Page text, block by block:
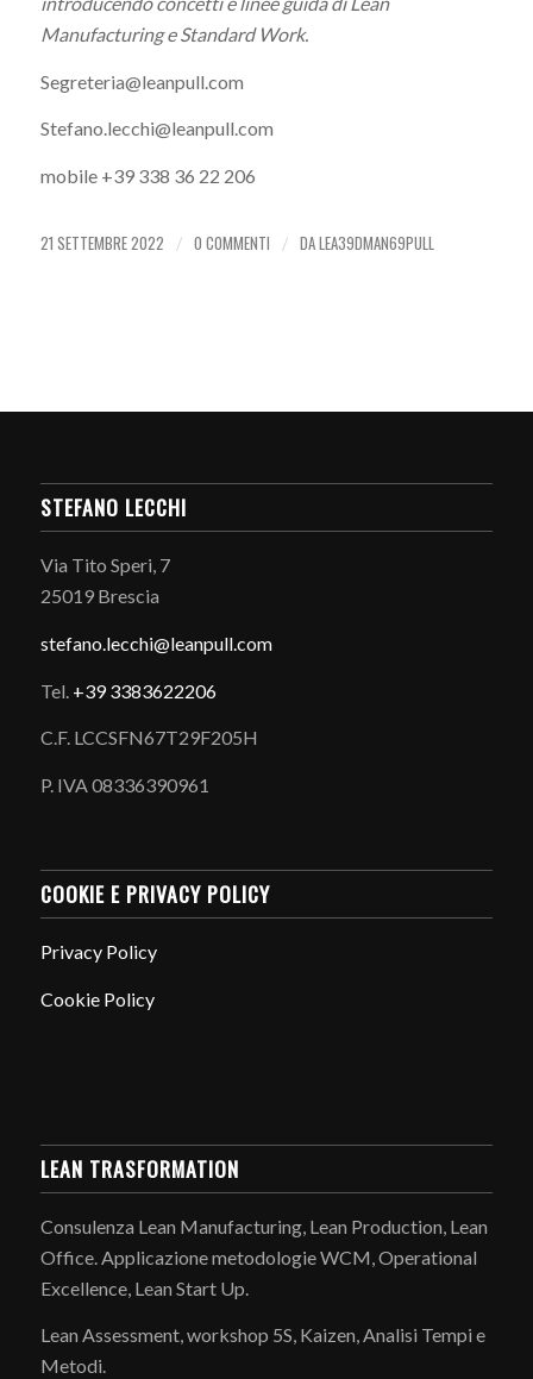
Manufacturing e Standard Work.
Segreteria@leanpull.com
Stefano.lecchi@leanpull.com
mobile +39 338 36 22 206
21 SETTEMBRE 2022 / 0 COMMENTI / DALEA39DMAN69PULL
STEFANO LECCHI
Via Tito Speri, 7
25019 Brescia
stefano.lecchi@leanpull.com
Tel. +39 3383622206
C.F. LCCSFN67T29F205H
P. IVA 08336390961
COOKIE E PRIVACY POLICY
Privacy Policy
Cookie Policy
LEAN TRASFORMATION
Consulenza Lean Manufacturing, Lean Production, Lean
Office. Applicazione metodologie WCM, Operational
Excellence, Lean Start Up.
Lean Assessment, workshop 5S, Kaizen, Analisi Tempi e
Metodi.